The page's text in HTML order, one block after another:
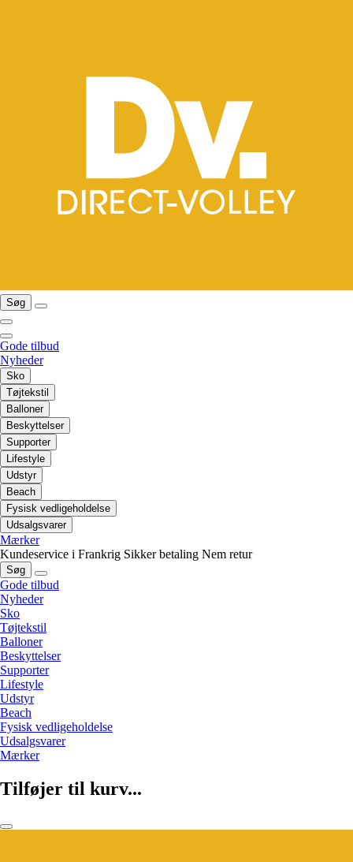
Søg
Gode tilbud
Nyheder
Sko
Tøjtekstil
Balloner
Beskyttelser
Supporter
Lifestyle
Udstyr
Beach
Fysisk vedligeholdelse
Udsalgsvarer
Mærker
Kundeservice i Frankrig Sikker betaling Nem retur
Søg
Gode tilbud
Nyheder
Sko
Tøjtekstil
Balloner
Beskyttelser
Supporter
Lifestyle
Udstyr
Beach
Fysisk vedligeholdelse
Udsalgsvarer
Mærker
Tilføjer til kurv...